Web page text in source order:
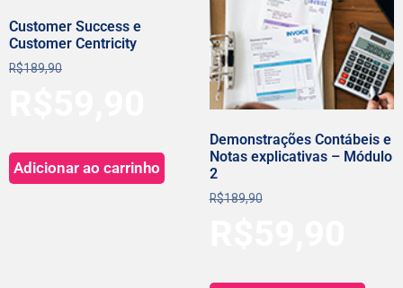
Customer Success e
Customer Centricity
R$189,90
Adicionar ao carrinho
Demonstrações Contábeis e
Notas explicativas – Módulo
2
R$189,90